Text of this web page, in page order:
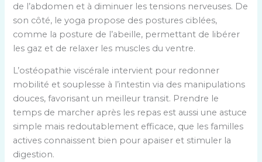
de l’abdomen et à diminuer les tensions nerveuses. De
son côté, le yoga propose des postures ciblées,
comme la posture de l’abeille, permettant de libérer
les gaz et de relaxer les muscles du ventre.
L’ostéopathie viscérale intervient pour redonner
mobilité et souplesse à l’intestin via des manipulations
douces, favorisant un meilleur transit. Prendre le
temps de marcher après les repas est aussi une astuce
simple mais redoutablement efficace, que les familles
actives connaissent bien pour apaiser et stimuler la
digestion.